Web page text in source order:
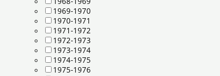
1969-1970
1970-1971
1971-1972
1972-1973
1973-1974
1974-1975
1975-1976